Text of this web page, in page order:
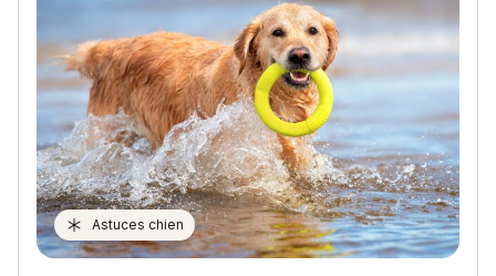
Astuces chien